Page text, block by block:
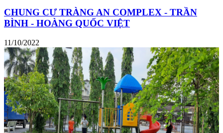
CHUNG CƯ TRÀNG AN COMPLEX - TRẦN
BÌNH - HOÀNG QUỐC VIỆT
11/10/2022